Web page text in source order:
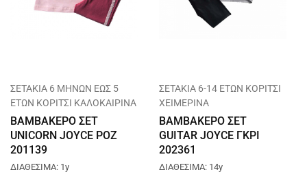
ΣΕΤΑΚΙΑ 6 ΜΗΝΩΝ ΕΩΣ 5
ΕΤΩΝ ΚΟΡΙΤΣΙ ΚΑΛΟΚΑΙΡΙΝΑ
ΒΑΜΒΑΚΕΡΟ ΣΕΤ
UNICORN JOYCE ΡΟΖ
201139
ΔΙΑΘΕΣΙΜΑ: 1y
ΣΕΤΑΚΙΑ 6-14 ΕΤΩΝ ΚΟΡΙΤΣΙ
ΧΕΙΜΕΡΙΝΑ
ΒΑΜΒΑΚΕΡΟ ΣΕΤ
GUITAR JOYCE ΓΚΡΙ
202361
ΔΙΑΘΕΣΙΜΑ: 14y